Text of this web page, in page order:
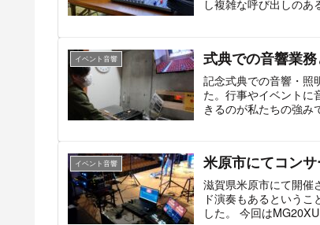
し複雑な呼び出しの
イベント音響 式典での音響業
記念式典での音響・照
た。行事やイベントに
きるのが私たちの強み
イベント音響 米原市にてコン
滋賀県米原市にて開催
ド演奏もあるという
した。 今回は